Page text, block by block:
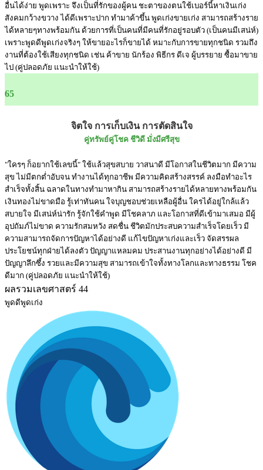
อื่นได้ง่าย พูดเพราะ จึงเป็นที่รักของผู้คน ชะตาของตนใช้เบอร์นี้หาเงินเก่ง
สังคมกว้างขวาง ได้ดีเพราะปาก ทำมาค้าขึ้น พูดเก่งขายเก่ง สามารถสร้างราย
ได้หลายๆทางพร้อมกัน ด้วยการที่เป็นคนที่มีคนที่รักอยู่รอบตัว (เป็นคนมีเสน่ห์)
เพราะพูดดีพูดเก่งจริงๆ ให้ขายอะไรก็ขายได้ หมาะกับการขายทุกชนิด รวมถึง
งานที่ต้องใช้เสียงทุกชนิด เช่น ค้าขาย นักร้อง พิธีกร ดีเจ ผู้บรรยาย ซื้อมาขาย
ไป (คู่ปลอดภัย แนะนำให้ใช้)
65
จิตใจ การเก็บเงิน การตัดสินใจ
คู่ทรัพย์คู่โชค ชีวิดี มั่งมีศรีสุข
"ใครๆ ก็อยากใช้เลขนี้" ใช้แล้วสุขสบาย วาสนาดี มีโอกาสในชีวิตมาก มีความ
สุข ไม่มีตกต่ำอับจน ทำงานได้ทุกอาชีพ มีความคิดสร้างสรรค์ ลงมือทำอะไร
สำเร็จทั้งสิ้น ฉลาดในทางทำมาหากิน สามารถสร้างรายได้หลายทางพร้อมกัน
เงินทองไม่ขาดมือ รู้เท่าทันคน ใจบุญชอบช่วยเหลือผู้อื่น ใครได้อยู่ใกล้แล้ว
สบายใจ มีเสน่ห์น่ารัก รู้จักใช้คำพูด มีโชคลาภ และโอกาสที่ดีเข้ามาเสมอ มีผู้
อุปถัมภ์ไม่ขาด ความรักสมหวัง สดชื่น ชีวิตมักประสบความสำเร็จโดยเร็ว มี
ความสามารถจัดการปัญหาได้อย่างดี แก้ไขปัญหาเก่งและเร็ว จัดสรรผล
ประโยชน์ทุกฝ่ายได้ลงตัว ปัญญาแหลมคม ประสานงานทุกอย่างได้อย่างดี มี
ปัญญาลึกซึ้ง รวยและมีความสุข สามารถเข้าใจทั้งทางโลกและทางธรรม โชค
ดีมาก (คู่ปลอดภัย แนะนำให้ใช้)
ผลรวมเลขศาสตร์ 44
พูดดีพูดเก่ง